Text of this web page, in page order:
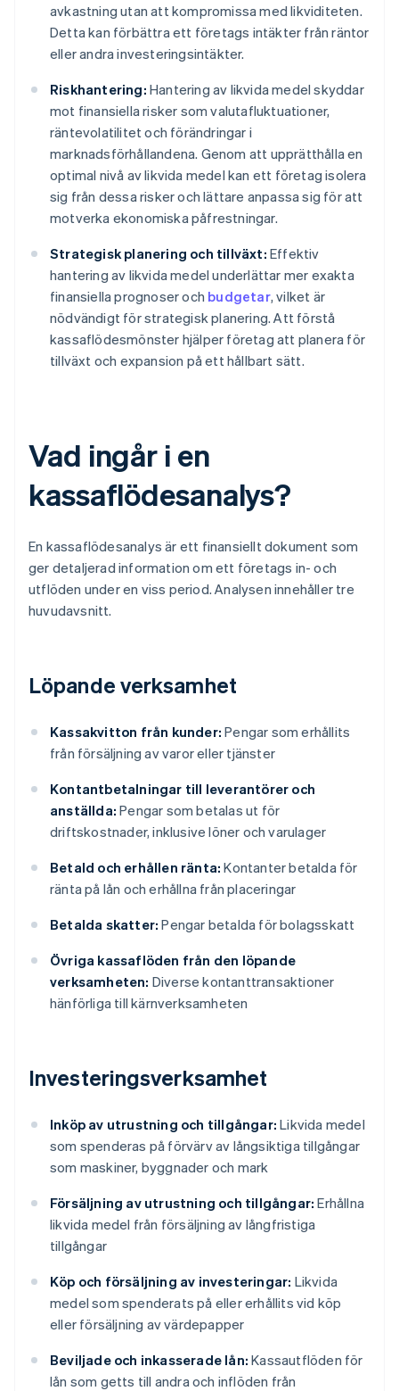
avkastning utan att kompromissa med likviditeten.
Detta kan förbättra ett företags intäkter från räntor
eller andra investeringsintäkter.
Riskhantering: Hantering av likvida medel skyddar
mot finansiella risker som valutafluktuationer,
räntevolatilitet och förändringar i
marknadsförhållandena. Genom att upprätthålla en
optimal nivå av likvida medel kan ett företag isolera
sig från dessa risker och lättare anpassa sig för att
motverka ekonomiska påfrestningar.
Strategisk planering och tillväxt: Effektiv
hantering av likvida medel underlättar mer exakta
finansiella prognoser och budgetar, vilket är
nödvändigt för strategisk planering. Att förstå
kassaflödesmönster hjälper företag att planera för
tillväxt och expansion på ett hållbart sätt.
Vad ingår i en
kassaflödesanalys?
En kassaflödesanalys är ett finansiellt dokument som
ger detaljerad information om ett företags in- och
utflöden under en viss period. Analysen innehåller tre
huvudavsnitt.
Löpande verksamhet
Kassakvitton från kunder: Pengar som erhållits
från försäljning av varor eller tjänster
Kontantbetalningar till leverantörer och
anställda: Pengar som betalas ut för
driftskostnader, inklusive löner och varulager
Betald och erhållen ränta: Kontanter betalda för
ränta på lån och erhållna från placeringar
Betalda skatter: Pengar betalda för bolagsskatt
Övriga kassaflöden från den löpande
verksamheten: Diverse kontanttransaktioner
hänförliga till kärnverksamheten
Investeringsverksamhet
Inköp av utrustning och tillgångar: Likvida medel
som spenderas på förvärv av långsiktiga tillgångar
som maskiner, byggnader och mark
Försäljning av utrustning och tillgångar: Erhållna
likvida medel från försäljning av långfristiga
tillgångar
Köp och försäljning av investeringar: Likvida
medel som spenderats på eller erhållits vid köp
eller försäljning av värdepapper
Beviljade och inkasserade lån: Kassautflöden för
lån som getts till andra och inflöden från